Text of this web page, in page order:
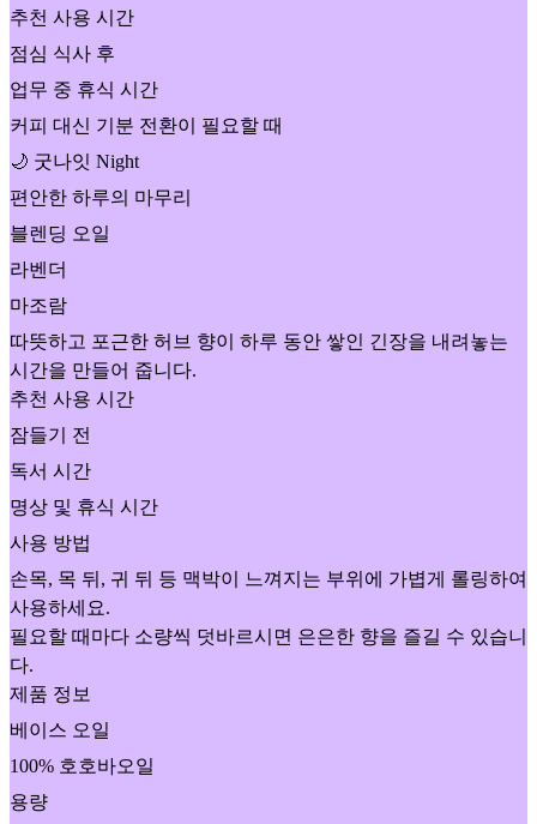
추천 사용 시간
점심 식사 후
업무 중 휴식 시간
커피 대신 기분 전환이 필요할 때
🌙 굿나잇 Night
편안한 하루의 마무리
블렌딩 오일
라벤더
마조람
따뜻하고 포근한 허브 향이 하루 동안 쌓인 긴장을 내려놓는
시간을 만들어 줍니다.
추천 사용 시간
잠들기 전
독서 시간
명상 및 휴식 시간
사용 방법
손목, 목 뒤, 귀 뒤 등 맥박이 느껴지는 부위에 가볍게 롤링하여
사용하세요.
필요할 때마다 소량씩 덧바르시면 은은한 향을 즐길 수 있습니
다.
제품 정보
베이스 오일
100% 호호바오일
용량